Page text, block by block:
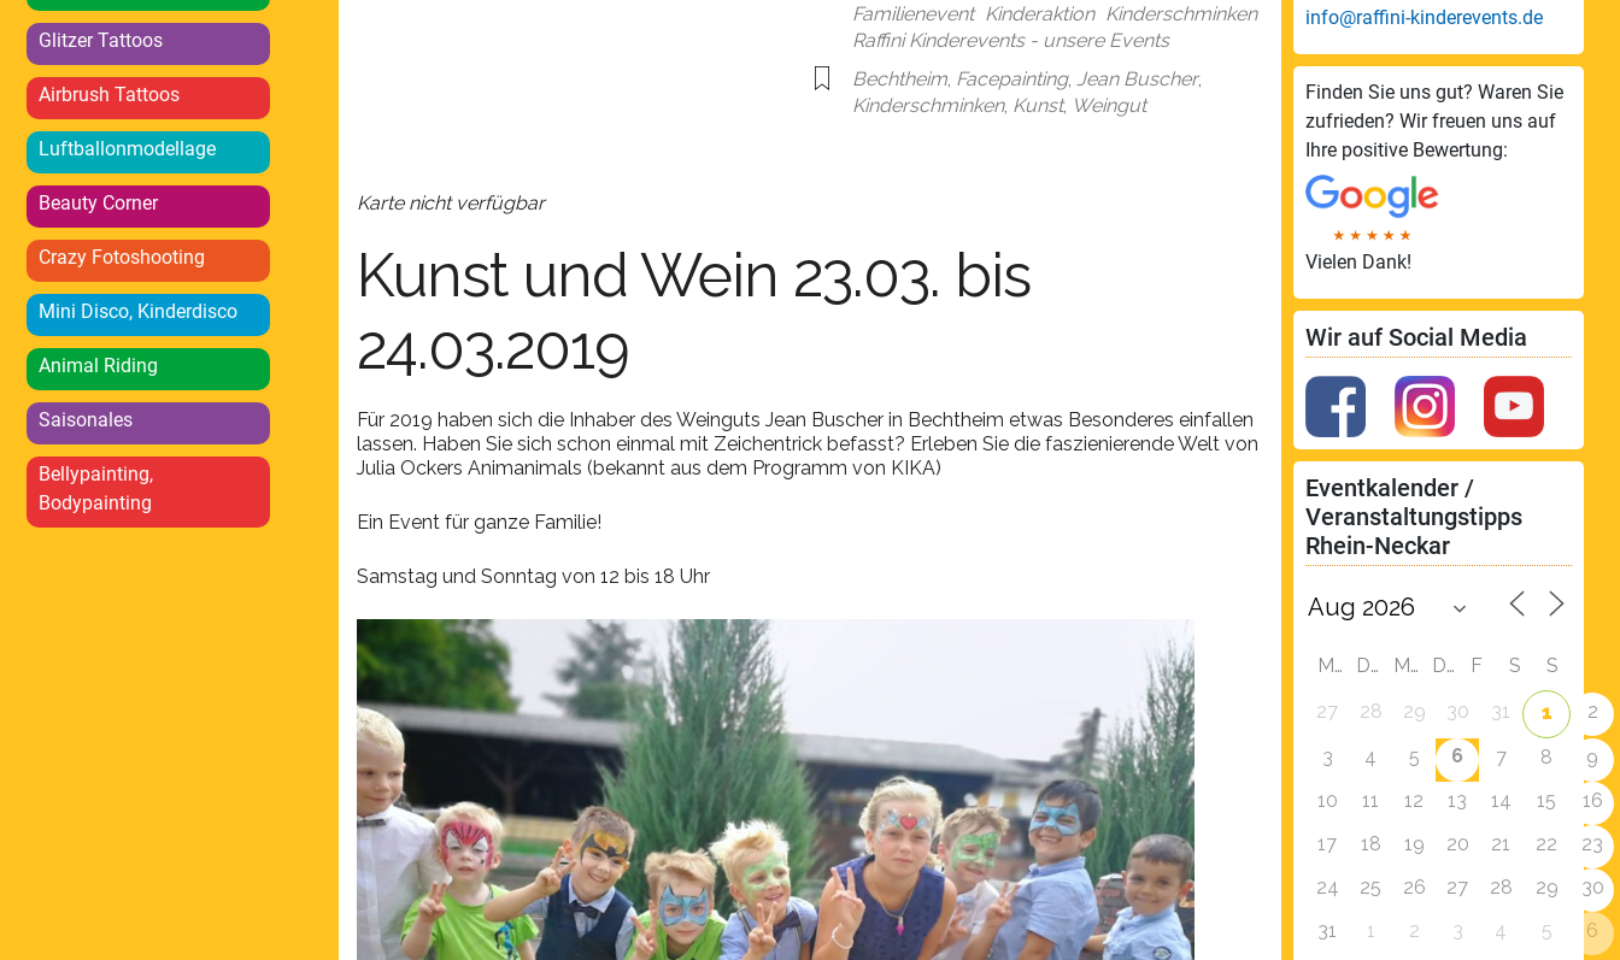
Glitzer Tattoos
Airbrush Tattoos
Luftballonmodellage
Beauty Corner
Crazy Fotoshooting
Mini Disco, Kinderdisco
Animal Riding
Saisonales
Bellypainting,
Bodypainting
Familienevent Kinderaktion Kinderschminken
Raffini Kinderevents - unsere Events
Bechtheim, Facepainting, Jean Buscher,
Kinderschminken, Kunst, Weingut
Karte nicht verfügbar
Kunst und Wein 23.03. bis
24.03.2019
Für 2019 haben sich die Inhaber des Weinguts Jean Buscher in Bechtheim etwas Besonderes einfallen
lassen. Haben Sie sich schon einmal mit Zeichentrick befasst? Erleben Sie die faszienierende Welt von
Julia Ockers Animanimals (bekannt aus dem Programm von KIKA)
Ein Event für ganze Familie!
Samstag und Sonntag von 12 bis 18 Uhr
info@raffini-kinderevents.de
Finden Sie uns gut? Waren Sie
zufrieden? Wir freuen uns auf
Ihre positive Bewertung:
Vielen Dank!
Wir auf Social Media
Eventkalender /
Veranstaltungstipps
Rhein-Neckar
M D M D F S
S
27
28 29 30 31 1
2
3
4 5 6 7 8
9
10
11 12 13 14 15
16
17
18 19 20 21 22
23
24
25 26 27 28 29
30
31
1 2 3 4 5 6